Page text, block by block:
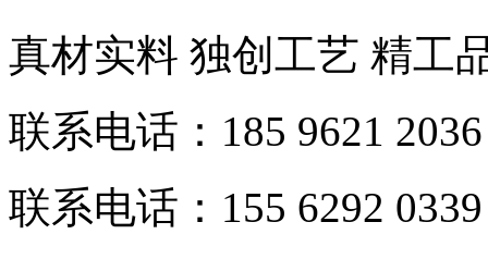
真材实料 独创工艺 精工
联系电话：185 9621 2036
联系电话：155 6292 0339